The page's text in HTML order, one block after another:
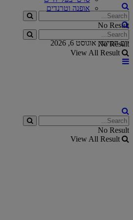
No Result
View All Result
יום חמישי, אוגוסט 6, 2026
אופנה וטרנדים
No Result
No Result